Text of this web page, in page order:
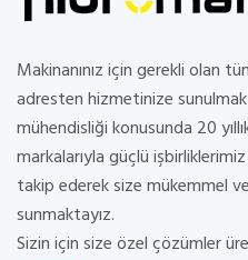
Makinanınız için gerekli olan
adresten hizmetinize
mühendisliği konusunda 20
markalarıyla güçlü
takip ederek size mükemmel
sunmaktayız.
Sizin için size özel çözümler